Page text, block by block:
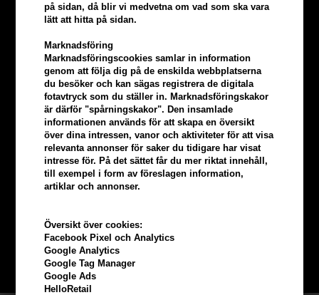
på sidan, då blir vi medvetna om vad som ska vara
lätt att hitta på sidan.
Marknadsföring
Marknadsföringscookies samlar in information
genom att följa dig på de enskilda webbplatserna
du besöker och kan sägas registrera de digitala
fotavtryck som du ställer in. Marknadsföringskakor
är därför "spårningskakor". Den insamlade
informationen används för att skapa en översikt
över dina intressen, vanor och aktiviteter för att visa
relevanta annonser för saker du tidigare har visat
intresse för. På det sättet får du mer riktat innehåll,
till exempel i form av föreslagen information,
artiklar och annonser.
Översikt över cookies:
Facebook Pixel och Analytics
Google Analytics
Google Tag Manager
Google Ads
HelloRetail
Tjäna5% bonuspå hela din
Bli en del av vår kundklubb gratis och få rabatter när du handlar
BLI EN GRATIS MEDLEM HÄR